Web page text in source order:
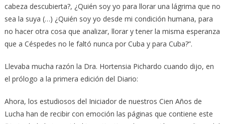
cabeza descubierta?, ¿Quién soy yo para llorar una lágrima que no
sea la suya (…) ¿Quién soy yo desde mi condición humana, para
no hacer otra cosa que analizar, llorar y tener la misma esperanza
que a Céspedes no le faltó nunca por Cuba y para Cuba?”.
Llevaba mucha razón la Dra. Hortensia Pichardo cuando dijo, en
el prólogo a la primera edición del Diario:
Ahora, los estudiosos del Iniciador de nuestros Cien Años de
Lucha han de recibir con emoción las páginas que contiene este